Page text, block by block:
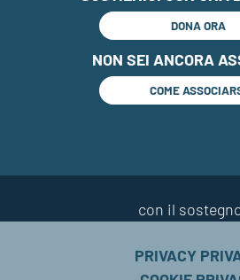
DONA ORA
NON SEI ANCORA
COME
con il
PRIVACY